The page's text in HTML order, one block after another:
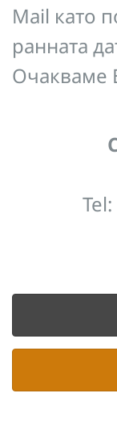
Mail като
ранната
Очакваме